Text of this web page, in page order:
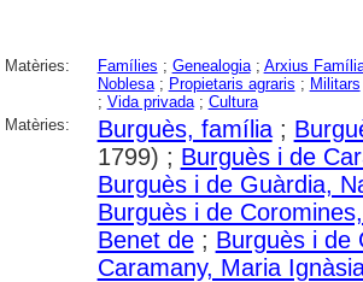
Matèries: Famílies ; Genealogia; Arxius
Noblesa; Propietaris agraris ; Militars
; Vida privada; Cultura
Matèries:
Burguès, família;
1799) ; Burguès i de
Burguès i de Guàrdia,
Burguès i de
Benet de; Burguès i de
Caramany, Maria